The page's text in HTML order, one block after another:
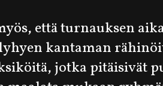
että turnauksen
kantaman
jotka pitäisivät